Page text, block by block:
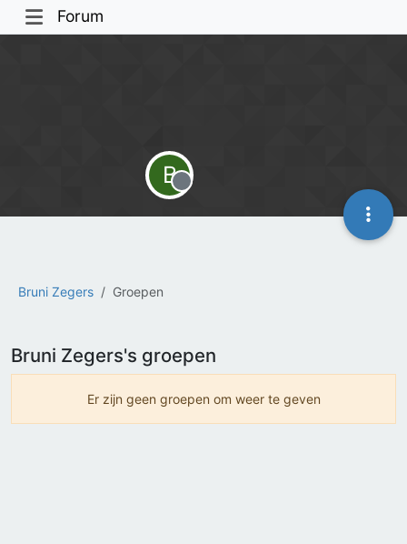
Forum
Bruni Zegers Groepen
B
Offline
Bruni Zegers's groepen
Er zijn geen groepen om weer te geven